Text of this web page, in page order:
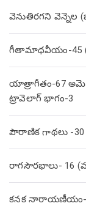
వెనుతిరగని వెన్నెల
గీతామాధవీయం-45
యాత్రాగీతం-67
ట్రావెలాగ్ భాగం-3
పౌరాణిక గాథలు -30
రాగసౌరభాలు- 16
కనక నారాయణీయం-